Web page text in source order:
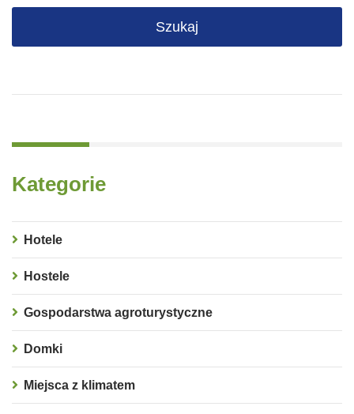
Kategorie
Hotele
Hostele
Gospodarstwa agroturystyczne
Domki
Miejsca z klimatem